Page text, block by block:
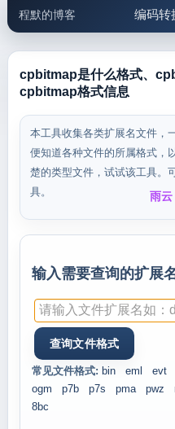
程默的博客 编码转
邮件工具 生活便
cpbitmap是什么格式、
cpbitmap格式信息
本工具收集各类扩展名文件，
便知道各种文件的所属格式，
楚的类型文件，试试该工具。
具。
雨
输入需要查询的扩展
常见文件格式: bin eml evt
ogm
p7b p7s pma pwz
8bc